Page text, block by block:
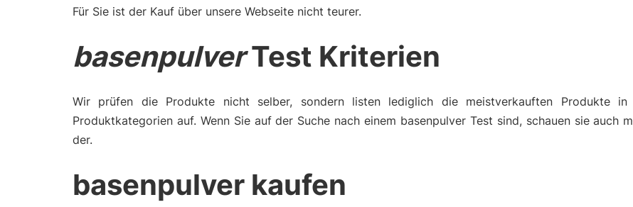
Für Sie ist der Kauf über unsere Webseite nicht teurer.
basenpulverTest Kriterien
Wir prüfen die Produkte nicht selber, sondern listen lediglich die meistverkauften Produkte in
Produktkategorien auf. Wenn Sie auf der Suche nach einem basenpulver Test sind, schauen sie auch
der.
basenpulver kaufen